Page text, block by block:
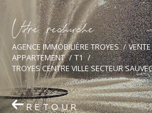
Vore recece
AGENCE IMMOBILIÈRE TROYES VENTE
APPARTEMENT
T1
TROYES CENTRE VILLE SECTEUR
RETOUR